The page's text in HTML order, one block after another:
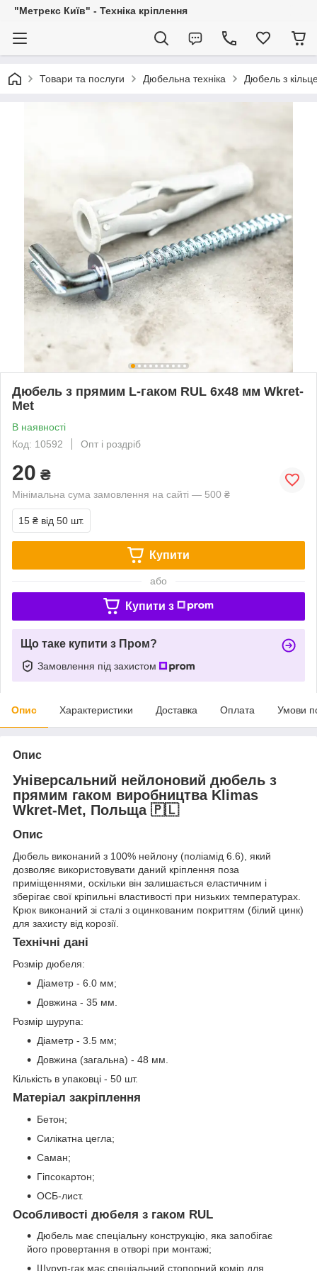
"Метрекс Київ" - Техніка кріплення
Товари та послуги Дюбельна техніка Дюбель з
Дюбель з прямим L-гаком RUL 6х48 мм Wkret-
Met
В наявності
Код: 10592
Опт і роздріб
20 ₴
Мінімальна сума замовлення на сайті — 500 ₴
15 ₴ від 50 шт.
Купити
або
Купити з
Що таке купити з Пром?
Замовлення під захистом
Опис Характеристики Доставка Оплата Умови
Опис
Універсальний нейлоновий дюбель з
прямим гаком виробництва Klimas
Wkret-Met, Польща 🇵🇱
Опис
Дюбель виконаний з 100% нейлону (поліамід 6.6), який
дозволяє використовувати даний кріплення поза
приміщеннями, оскільки він залишається еластичним і
зберігає свої кріпильні властивості при низьких температурах.
Крюк виконаний зі сталі з оцинкованим покриттям (білий цинк)
для захисту від корозії.
Технічні дані
Розмір дюбеля:
Діаметр - 6.0 мм;
Довжина - 35 мм.
Розмір шурупа:
Діаметр - 3.5 мм;
Довжина (загальна) - 48 мм.
Кількість в упаковці - 50 шт.
Матеріал закріплення
Бетон;
Силікатна цегла;
Саман;
Гіпсокартон;
ОСБ-лист.
Особливості дюбеля з гаком RUL
Дюбель має спеціальну конструкцію, яка запобігає
його провертання в отворі при монтажі;
Шуруп-гак має спеціальний стопорний комір для